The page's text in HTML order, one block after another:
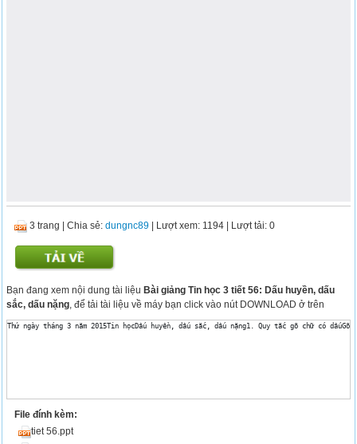
3 trang |Chia sẻ:dungnc89 | Lượt xem: 1194 | Lượt tải: 0
Bạn đang xem nội dung tài liệuBài giảng Tin học 3 tiết 56: Dấu huyền, dấu
sắc, dấu nặng , để tải tài liệu về máy bạn click vào nút DOWNLOAD ở trên
Thứ ngày tháng 3 năm 2015Tin họcDấu huyền, dấu sắc, dấu nặng1. Quy tắc gõ chữ có dấuGõ
File đính kèm:
tiet 56.ppt